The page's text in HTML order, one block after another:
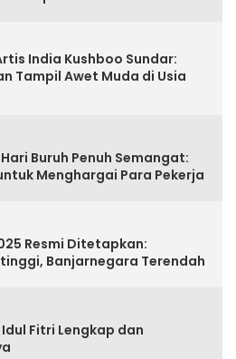
India Kushboo Sundar:
Tampil Awet Muda di Usia
Buruh Penuh Semangat:
Menghargai Para Pekerja
Resmi Ditetapkan:
Banjarnegara Terendah
Fitri Lengkap dan